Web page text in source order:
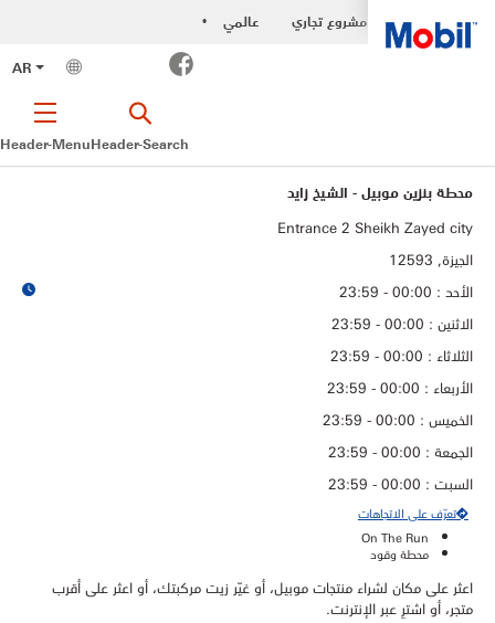
مشروع تجاري •
عالمي
AR
Facebook
Header-MenuHeader-Search
محطة بنزين موبيل - الشيخ زايد
Entrance 2 Sheikh Zayed city
الجيزة, 12593
الأحد : 00:00 - 23:59
الاثنين : 00:00 - 23:59
الثلاثاء : 00:00 - 23:59
الأربعاء : 00:00 - 23:59
الخميس : 00:00 - 23:59
الجمعة : 00:00 - 23:59
السبت : 00:00 - 23:59
تعرّف على الاتجاهات
On The Run
محطة وقود
اعثر على مكان لشراء منتجات موبيل، أو غيّر زيت مركبتك، أو اعثر على أقرب
متجر، أو اشترِ عبر الإنترنت.